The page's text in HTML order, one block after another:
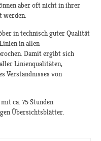
aber oft nicht in ihrer
werden.
in technisch guter Qualität
in allen
Damit ergibt sich
Linienqualitäten,
Verständnisses von
ca. 75 Stunden
Übersichtsblätter.